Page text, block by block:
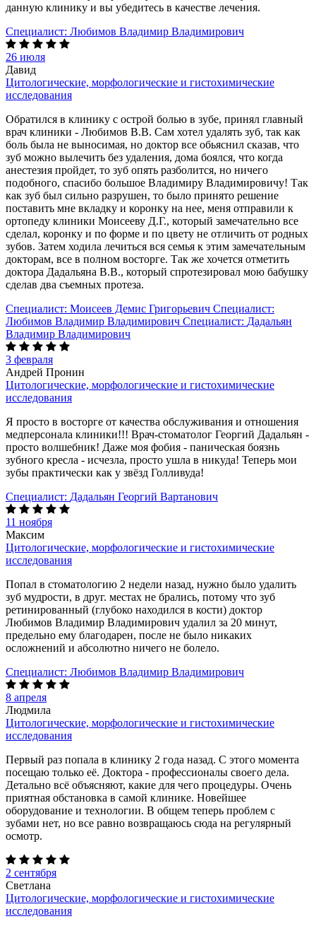
данную клинику и вы убедитесь в качестве лечения.
Специалист: Любимов Владимир Владимирович
26 июля
Давид
Цитологические, морфологические и гистохимические
исследования
Обратился в клинику с острой болью в зубе, принял главный
врач клиники - Любимов В.В. Сам хотел удалять зуб, так как
боль была не выносимая, но доктор все обьяснил сказав, что
зуб можно вылечить без удаления, дома боялся, что когда
анестезия пройдет, то зуб опять разболится, но ничего
подобного, спасибо большое Владимиру Владимировичу! Так
как зуб был сильно разрушен, то было принято решение
поставить мне вкладку и коронку на нее, меня отправили к
ортопеду клиники Моисееву Д.Г., который замечательно все
сделал, коронку и по форме и по цвету не отличить от родных
зубов. Затем ходила лечиться вся семья к этим замечательным
докторам, все в полном восторге. Так же хочется отметить
доктора Дадальяна В.В., который спротезировал мою бабушку
сделав два съемных протеза.
Специалист: Моисеев Демис Григорьевич Специалист:
Любимов Владимир Владимирович Специалист: Дадальян
Владимир Владимирович
3 февраля
Андрей Пронин
Цитологические, морфологические и гистохимические
исследования
Я просто в восторге от качества обслуживания и отношения
медперсонала клиники!!! Врач-стоматолог Георгий Дадальян -
просто волшебник! Даже моя фобия - паническая боязнь
зубного кресла - исчезла, просто ушла в никуда! Теперь мои
зубы практически как у звёзд Голливуда!
Специалист: Дадальян Георгий Вартанович
11 ноября
Максим
Цитологические, морфологические и гистохимические
исследования
Попал в стоматологию 2 недели назад, нужно было удалить
зуб мудрости, в друг. местах не брались, потому что зуб
ретинированный (глубоко находился в кости) доктор
Любимов Владимир Владимирович удалил за 20 минут,
предельно ему благодарен, после не было никаких
осложнений и абсолютно ничего не болело.
Специалист: Любимов Владимир Владимирович
8 апреля
Людмила
Цитологические, морфологические и гистохимические
исследования
Первый раз попала в клинику 2 года назад. С этого момента
посещаю только её. Доктора - профессионалы своего дела.
Детально всё объясняют, какие для чего процедуры. Очень
приятная обстановка в самой клинике. Новейшее
оборудование и технологии. В общем теперь проблем с
зубами нет, но все равно возвращаюсь сюда на регулярный
осмотр.
2 сентября
Светлана
Цитологические, морфологические и гистохимические
исследования